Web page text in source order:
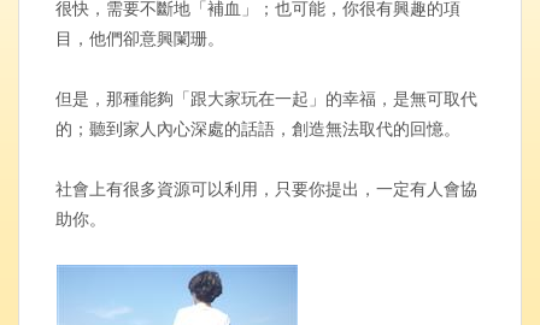
很快，需要不斷地「補血」；也可能，你很有興趣的項
目，他們卻意興闌珊。
但是，那種能夠「跟大家玩在一起」的幸福，是無可取代
的；聽到家人內心深處的話語，創造無法取代的回憶。
社會上有很多資源可以利用，只要你提出，一定有人會協
助你。